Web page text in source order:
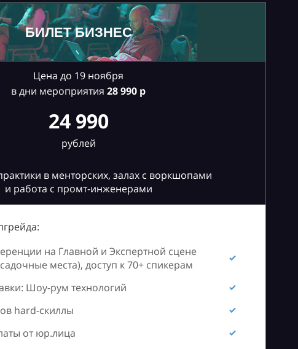
БИЛЕТ БИЗНЕС
Цена до 19 ноября
в дни мероприятия 28990 р
24 990
рублей
в менторских, залах с воркшопами
и работа с промт-инженерами
на Главной и Экспертной сцене
места), доступ к 70+ спикерам
Шоу-рум технологий
hard-скиллы
от юр.лица